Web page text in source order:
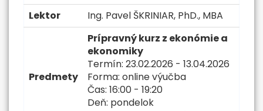
Lektor
Ing. Pavel ŠKRINIAR, PhD., MBA
Predmety
Prípravný kurz z ekonómie a
ekonomiky
Termín: 23.02.2026 - 13.04.2026
Forma: online výučba
Čas: 16:00 - 19:20
Deň: pondelok